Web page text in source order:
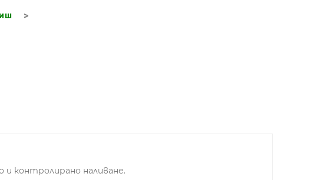
и контролирано наливане.